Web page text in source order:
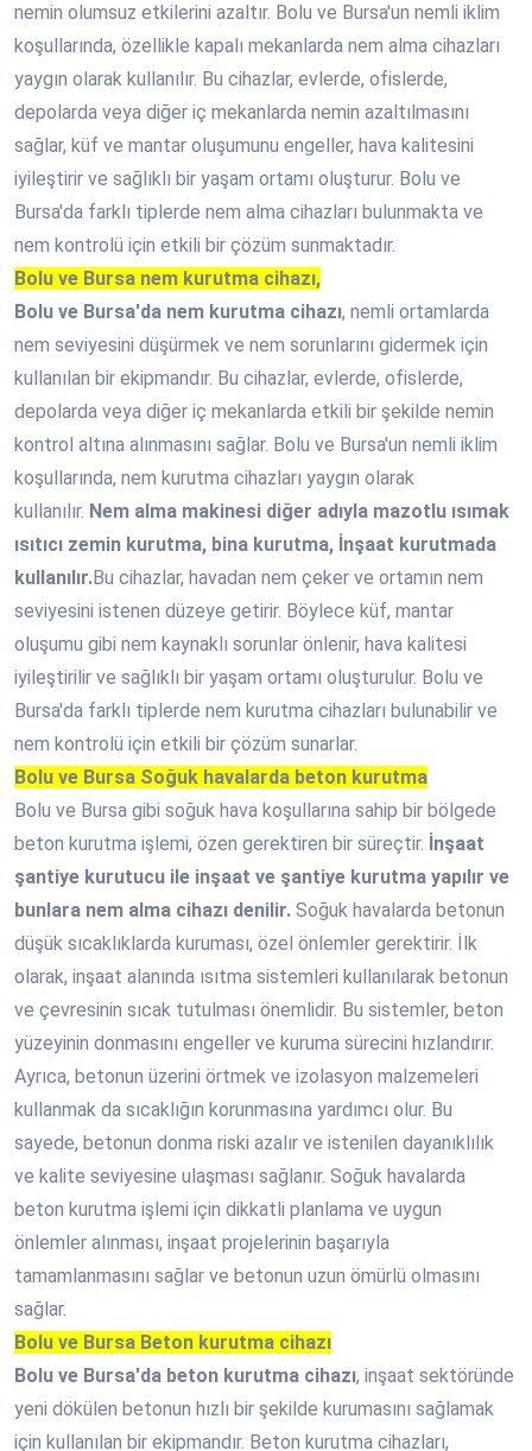
nemin olumsuz etkilerini azaltır. Bolu ve Bursa'un nemli iklim
koşullarında, özellikle kapalı mekanlarda nem alma cihazları
yaygın olarak kullanılır. Bu cihazlar, evlerde, ofislerde,
depolarda veya diğer iç mekanlarda nemin azaltılmasını
sağlar, küf ve mantar oluşumunu engeller, hava kalitesini
iyileştirir ve sağlıklı bir yaşam ortamı oluşturur. Bolu ve
Bursa'da farklı tiplerde nem alma cihazları bulunmakta ve
nem kontrolü için etkili bir çözüm sunmaktadır.
Bolu ve Bursa nem kurutma cihazı,
Bolu ve Bursa'da nem kurutma cihazı, nemli ortamlarda
nem seviyesini düşürmek ve nem sorunlarını gidermek için
kullanılan bir ekipmandır. Bu cihazlar, evlerde, ofislerde,
depolarda veya diğer iç mekanlarda etkili bir şekilde nemin
kontrol altına alınmasını sağlar. Bolu ve Bursa'un nemli iklim
koşullarında, nem kurutma cihazları yaygın olarak
kullanılır. Nem alma makinesi diğer adıyla mazotlu ısımak
ısıtıcı zemin kurutma, bina kurutma, İnşaat kurutmada
kullanılır.Bu cihazlar, havadan nem çeker ve ortamın nem
seviyesini istenen düzeye getirir. Böylece küf, mantar
oluşumu gibi nem kaynaklı sorunlar önlenir, hava kalitesi
iyileştirilir ve sağlıklı bir yaşam ortamı oluşturulur. Bolu ve
Bursa'da farklı tiplerde nem kurutma cihazları bulunabilir ve
nem kontrolü için etkili bir çözüm sunarlar.
Bolu ve Bursa Soğuk havalarda beton kurutma
Bolu ve Bursa gibi soğuk hava koşullarına sahip bir bölgede
beton kurutma işlemi, özen gerektiren bir süreçtir. İnşaat
şantiye kurutucu ile inşaat ve şantiye kurutma yapılır ve
bunlara nem alma cihazı denilir. Soğuk havalarda betonun
düşük sıcaklıklarda kuruması, özel önlemler gerektirir. İlk
olarak, inşaat alanında ısıtma sistemleri kullanılarak betonun
ve çevresinin sıcak tutulması önemlidir. Bu sistemler, beton
yüzeyinin donmasını engeller ve kuruma sürecini hızlandırır.
Ayrıca, betonun üzerini örtmek ve izolasyon malzemeleri
kullanmak da sıcaklığın korunmasına yardımcı olur. Bu
sayede, betonun donma riski azalır ve istenilen dayanıklılık
ve kalite seviyesine ulaşması sağlanır. Soğuk havalarda
beton kurutma işlemi için dikkatli planlama ve uygun
önlemler alınması, inşaat projelerinin başarıyla
tamamlanmasını sağlar ve betonun uzun ömürlü olmasını
sağlar.
Bolu ve Bursa Beton kurutma cihazı
Bolu ve Bursa'da beton kurutma cihazı, inşaat sektöründe
yeni dökülen betonun hızlı bir şekilde kurumasını sağlamak
için kullanılan bir ekipmandır. Beton kurutma cihazları,